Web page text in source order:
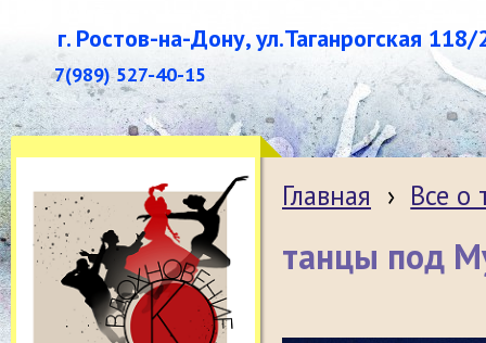
г. Ростов-на-Дону, ул.Таганрогская 118/
7(989) 527-40-15
Главная › Все о
танцы под